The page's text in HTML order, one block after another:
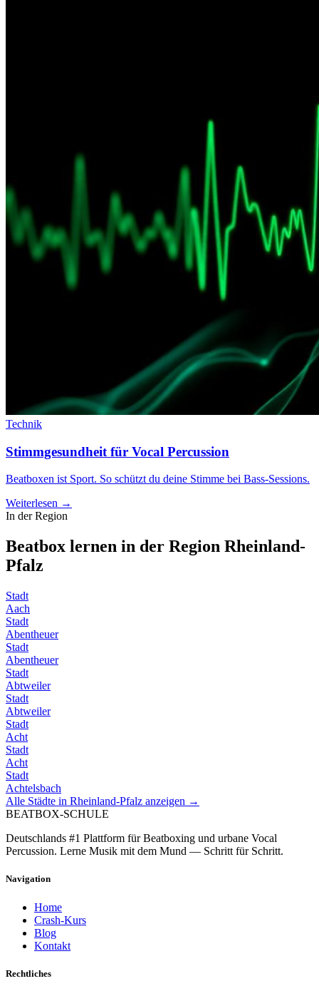
Technik
Stimmgesundheit für Vocal Percussion
Beatboxen ist Sport. So schützt du deine Stimme bei Bass-Sessions.
Weiterlesen →
In der Region
Beatbox lernen in der Region Rheinland-
Pfalz
Stadt
Aach
Stadt
Abentheuer
Stadt
Abentheuer
Stadt
Abtweiler
Stadt
Abtweiler
Stadt
Acht
Stadt
Acht
Stadt
Achtelsbach
Alle Städte in Rheinland-Pfalz anzeigen →
BEATBOX-SCHULE
Deutschlands #1 Plattform für Beatboxing und urbane Vocal
Percussion. Lerne Musik mit dem Mund — Schritt für Schritt.
Navigation
Home
Crash-Kurs
Blog
Kontakt
Rechtliches